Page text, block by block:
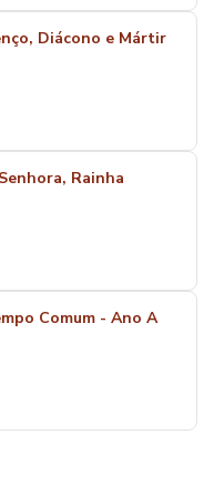
Diácono e Mártir
Rainha
Comum - Ano A